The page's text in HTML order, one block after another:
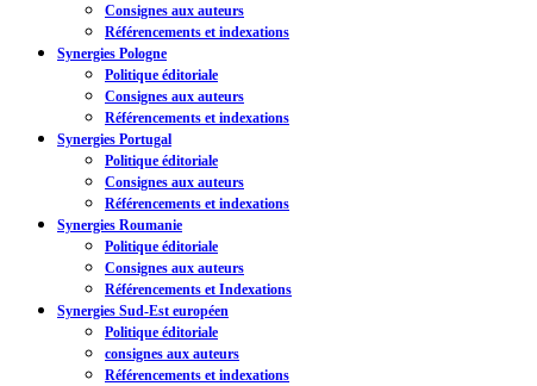
Consignes aux auteurs
Référencements et indexations
Synergies Pologne
Politique éditoriale
Consignes aux auteurs
Référencements et indexations
Synergies Portugal
Politique éditoriale
Consignes aux auteurs
Référencements et indexations
Synergies Roumanie
Politique éditoriale
Consignes aux auteurs
Référencements et Indexations
Synergies Sud-Est européen
Politique éditoriale
consignes aux auteurs
Référencements et indexations